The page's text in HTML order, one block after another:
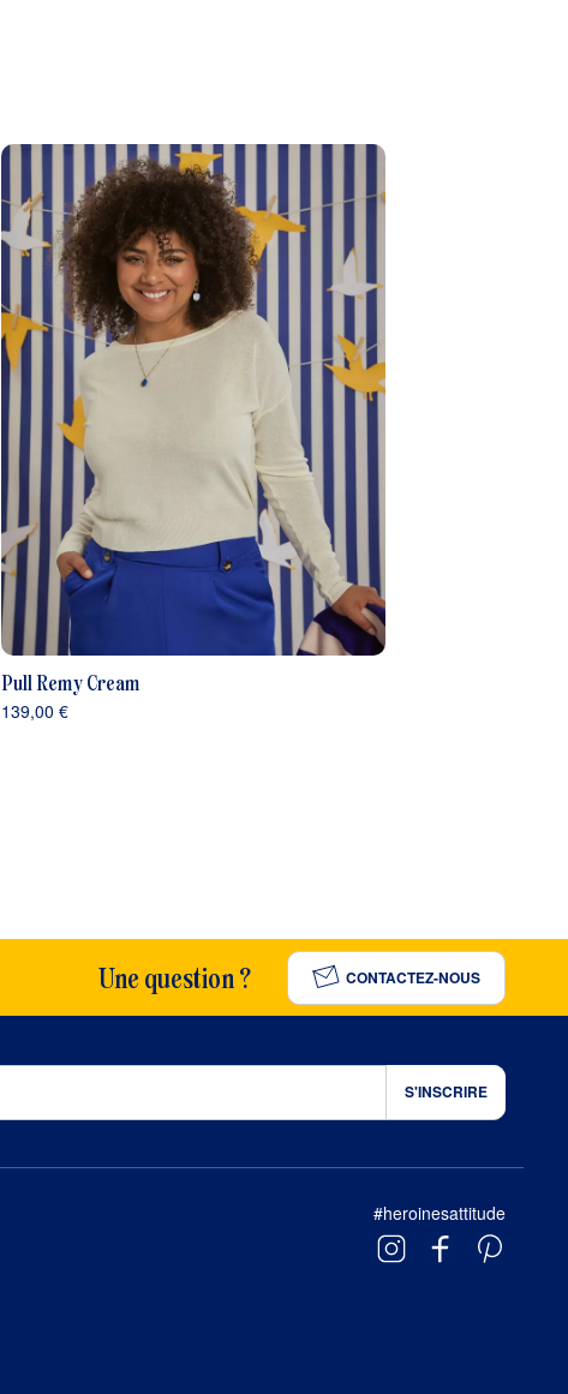
Pull Remy Cream
139,00 €
Une question ? CONTACTEZ-NOUS
#heroinesattitude